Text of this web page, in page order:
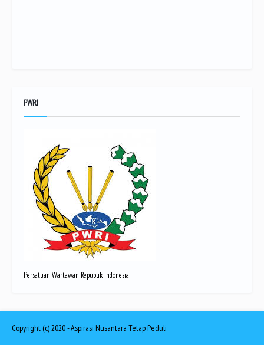
PWRI
Persatuan Wartawan Republik Indonesia
Copyright (c) 2020 -Aspirasi Nusantara Tetap Peduli